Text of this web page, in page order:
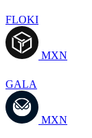
FLOKI
MXN
GALA
MXN